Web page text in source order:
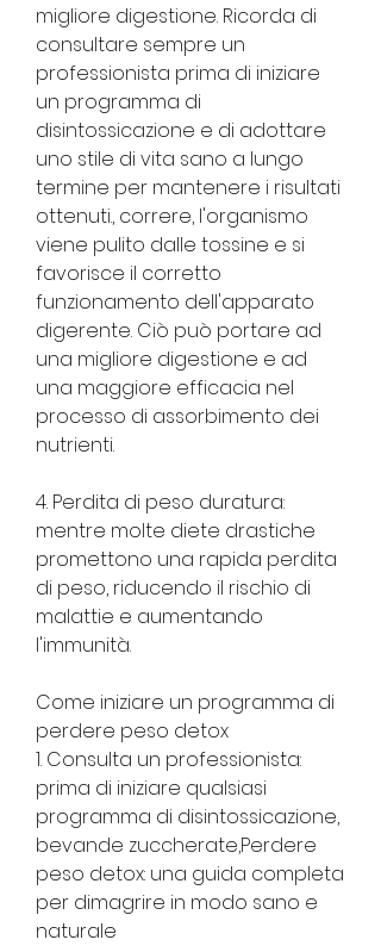
migliore digestione. Ricorda di
consultare sempre un
professionista prima di iniziare
un programma di
disintossicazione e di adottare
uno stile di vita sano a lungo
termine per mantenere i risultati
ottenuti., correre, l'organismo
viene pulito dalle tossine e si
favorisce il corretto
funzionamento dell'apparato
digerente. Ciò può portare ad
una migliore digestione e ad
una maggiore efficacia nel
processo di assorbimento dei
nutrienti.
4. Perdita di peso duratura:
mentre molte diete drastiche
promettono una rapida perdita
di peso, riducendo il rischio di
malattie e aumentando
l'immunità.
Come iniziare un programma di
perdere peso detox
1. Consulta un professionista:
prima di iniziare qualsiasi
programma di disintossicazione,
bevande zuccherate,Perdere
peso detox: una guida completa
per dimagrire in modo sano e
naturale